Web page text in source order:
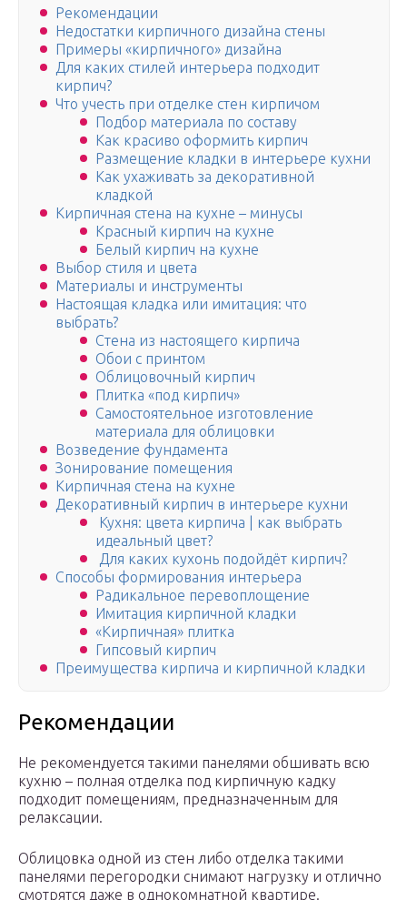
Рекомендации
Недостатки кирпичного дизайна стены
Примеры «кирпичного» дизайна
Для каких стилей интерьера подходит
кирпич?
Что учесть при отделке стен кирпичом
Подбор материала по составу
Как красиво оформить кирпич
Размещение кладки в интерьере кухни
Как ухаживать за декоративной
кладкой
Кирпичная стена на кухне – минусы
Красный кирпич на кухне
Белый кирпич на кухне
Выбор стиля и цвета
Материалы и инструменты
Настоящая кладка или имитация: что
выбрать?
Стена из настоящего кирпича
Обои с принтом
Облицовочный кирпич
Плитка «под кирпич»
Самостоятельное изготовление
материала для облицовки
Возведение фундамента
Зонирование помещения
Кирпичная стена на кухне
Декоративный кирпич в интерьере кухни
Кухня: цвета кирпича | как выбрать
идеальный цвет?
Для каких кухонь подойдёт кирпич?
Способы формирования интерьера
Радикальное перевоплощение
Имитация кирпичной кладки
«Кирпичная» плитка
Гипсовый кирпич
Преимущества кирпича и кирпичной кладки
Рекомендации
Не рекомендуется такими панелями обшивать всю
кухню – полная отделка под кирпичную кадку
подходит помещениям, предназначенным для
релаксации.
Облицовка одной из стен либо отделка такими
панелями перегородки снимают нагрузку и отлично
смотрятся даже в однокомнатной квартире.